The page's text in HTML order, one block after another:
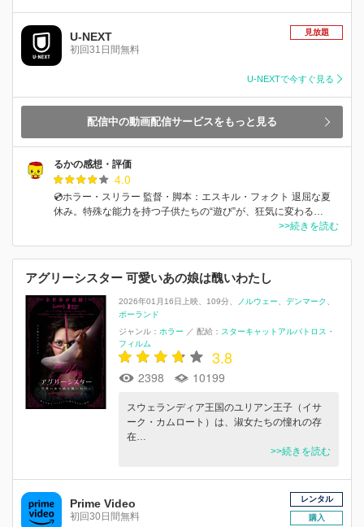
U-NEXT
初回31日間無料
見放題
U-NEXTで今すぐ見る
配信中の動画配信サービスをもっと見る
るかの感想・評価
4.0
💿ホラー・スリラー 監督・脚本：エスキル・フォクト 退屈な夏
休み。特殊な能力を持つ子供たちの“遊び”が、狂気に変わる…
>>続きを読む
アグリーシスター 可愛いあの娘は醜いわたし
2026年01月16日上映 109分 ノルウェー
デンマーク
ポーランド
ジャンル： ホラー ／ 配給： スターキャットアルバトロス・
フィルム
3.8
2398 10199
スウェランディア王国のユリアン王子（イサ
ーク・カムロート）は、淑女たちの憧れの存
在…
>>続きを読む
Prime Video
初回30日間無料
レンタル
購入